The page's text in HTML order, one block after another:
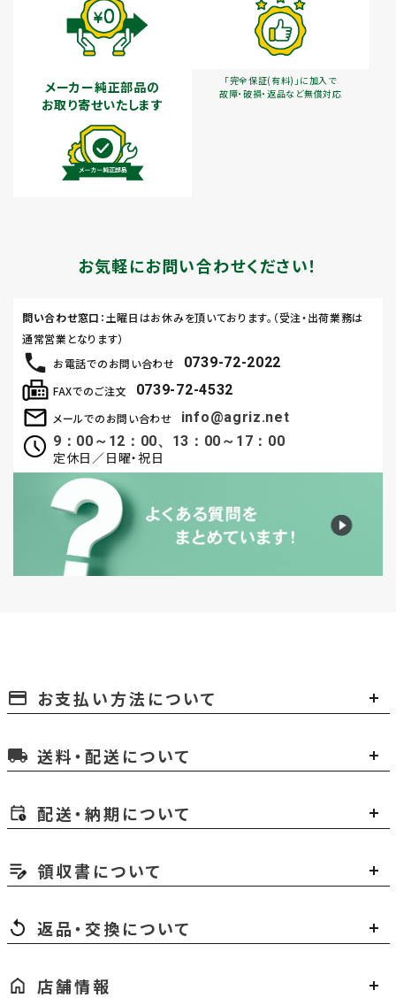
「完全保証(有料)」に加入で
故障・破損・返品など無償対応
メーカー純正部品の
お取り寄せいたします
お気軽にお問い合わせください！
お電話でのお問い合わせ 0739-72-2022
メールでのお問い合わせ
info@agriz.net
9：00～12：00、13：00～17：00
定休日／日曜・祝日
FAXでのご注文 0739-72-4532
問い合わせ窓口 ：土曜日はお休みを頂いております。（受注・出荷業務は
通常営業となります）
payment お支払い方法について
local_shipping 送料・配送について
配送・納期について
領収書について
返品・交換について
店舗情報